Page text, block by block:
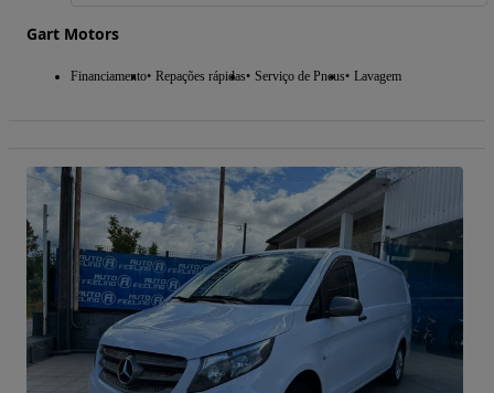
Gart Motors
Financiamento Repações rápidas Serviço de Pneus Lavagem